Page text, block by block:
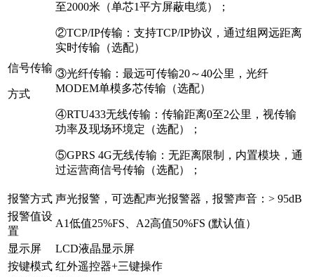
信号传输
方式
至2000米（单芯1平方屏蔽电缆）；
②TCP/IP传输：支持TCP/IP协议，通过组网远距离
实时传输（选配）
③光纤传输：最远可传输20～40公里，光纤
MODEM单模多芯传输（选配）
④RTU433无线传输：传输距离0至2公里，视传输
功率及现场环境定（选配）；
⑤GPRS 4G无线传输：无距离限制，内置模块，通
过运营商信号传输（选配）；
报警方式 声光报警，可选配声光报警器，报警声音：> 95dB
报警值设
置
A1低值25%FS、A2高值50%FS (默认值）
显示屏
LCD液晶显示屏
按键模式 红外遥控器+三键操作